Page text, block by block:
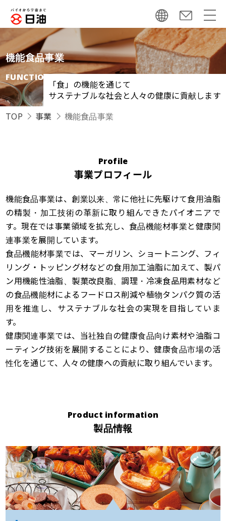
機能食品事業
FUNCTIONAL FOODS
「食」の機能を通じて
サステナブルな社会と人々の健康に貢献します
TOP
事業 機能食品事業
Profile
事業プロフィール
機能食品事業は、創業以来、常に他社に先駆けて食用油脂
の精製・加工技術の革新に取り組んできたパイオニアで
す。現在では事業領域を拡充し、食品機能材事業と健康関
連事業を展開しています。
食品機能材事業では、マーガリン、ショートニング、フィ
リング・トッピング材などの食用加工油脂に加えて、製パ
ン用機能性油脂、製菓改良脂、調理・冷凍食品用素材など
の食品機能材によるフードロス削減や植物タンパク質の活
用を推進し、サステナブルな社会の実現を目指していま
す。
健康関連事業では、当社独自の健康食品向け素材や油脂コ
ーティング技術を展開することにより、健康食品市場の活
性化を通じて、人々の健康への貢献に取り組んでいます。
Product information
製品情報